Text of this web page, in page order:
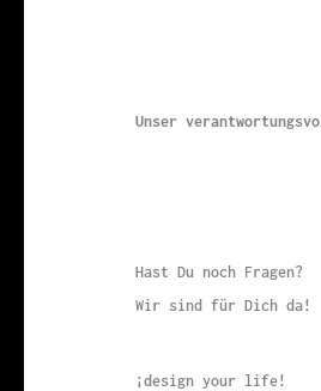
Unser
Hast Du noch Fragen?
Wir sind für Dich da!
¡design your life!